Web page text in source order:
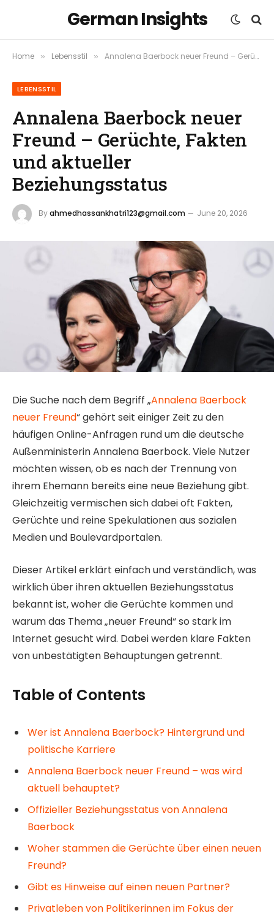
German Insights
Home » Lebensstil » Annalena Baerbock neuer Freund – Gerüchte, Fakten und aktueller Beziehungsstatus
LEBENSSTIL
Annalena Baerbock neuer
Freund – Gerüchte, Fakten
und aktueller
Beziehungsstatus
Byahmedhassankhatri123@gmail.com June 20, 2026
Die Suche nach dem Begriff „Annalena Baerbock
neuer Freund“ gehört seit einiger Zeit zu den
häufigen Online-Anfragen rund um die deutsche
Außenministerin Annalena Baerbock. Viele Nutzer
möchten wissen, ob es nach der Trennung von
ihrem Ehemann bereits eine neue Beziehung gibt.
Gleichzeitig vermischen sich dabei oft Fakten,
Gerüchte und reine Spekulationen aus sozialen
Medien und Boulevardportalen.
Dieser Artikel erklärt einfach und verständlich, was
wirklich über ihren aktuellen Beziehungsstatus
bekannt ist, woher die Gerüchte kommen und
warum das Thema „neuer Freund“ so stark im
Internet gesucht wird. Dabei werden klare Fakten
von unbestätigten Behauptungen getrennt.
Table of Contents
Wer ist Annalena Baerbock? Hintergrund und
politische Karriere
Annalena Baerbock neuer Freund – was wird
aktuell behauptet?
Offizieller Beziehungsstatus von Annalena
Baerbock
Woher stammen die Gerüchte über einen neuen
Freund?
Gibt es Hinweise auf einen neuen Partner?
Privatleben von Politikerinnen im Fokus der